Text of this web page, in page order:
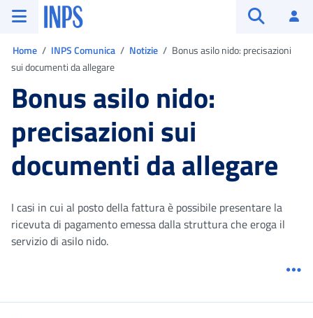
Vai al menu principale
Vai al contenuto principale
Vai al pie' di pagina
INPS ()
Home INPS Comunica Notizie
Bonus asilo nido: precisazioni
sui documenti da allegare
Bonus asilo nido:
precisazioni sui
documenti da allegare
I casi in cui al posto della fattura è possibile presentare la
ricevuta di pagamento emessa dalla struttura che eroga il
servizio di asilo nido.